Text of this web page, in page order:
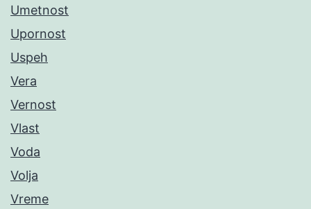
Umetnost
Upornost
Uspeh
Vera
Vernost
Vlast
Voda
Volja
Vreme